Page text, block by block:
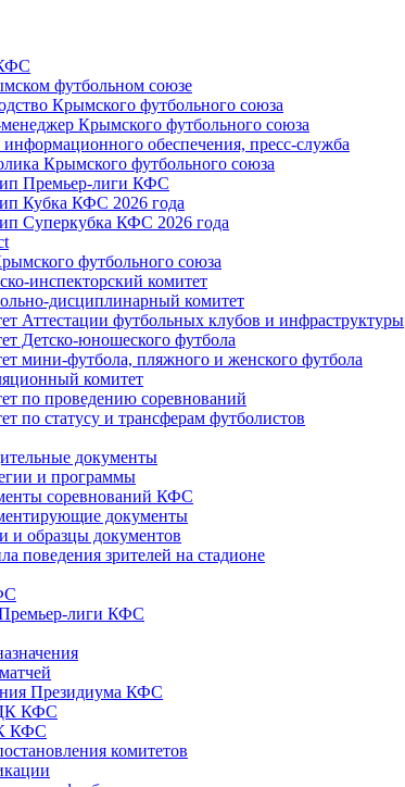
футбольном союзе
Крымского футбольного союза
Крымского футбольного союза
обеспечения, пресс-служба
Крымского футбольного союза
Премьер-лиги КФС
Кубка КФС 2026 года
Суперкубка КФС 2026 года
футбольного союза
инспекторский комитет
дисциплинарный комитет
Аттестации футбольных клубов и инфраструктуры
Детско-юношеского футбола
мини-футбола, пляжного и женского футбола
комитет
по проведению соревнований
по статусу и трансферам футболистов
документы
и программы
соревнований КФС
документы
и образцы документов
поведения зрителей на стадионе
лиги КФС
Президиума КФС
КФС
КФС
комитетов